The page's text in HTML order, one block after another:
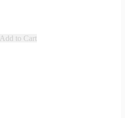
Add to Cart